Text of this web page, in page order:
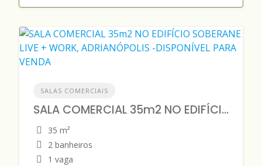
SALAS COMERCIAIS
SALA COMERCIAL 35m2 NO EDIFÍCIO SOBERANE LIVE + WORK, ADRIANÓPOLIS -DISPONÍVEL PARA VENDA
35 m²
2 banheiros
1 vaga